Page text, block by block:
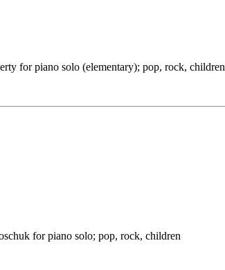
for piano solo (elementary); pop, rock, children
for piano solo; pop, rock, children